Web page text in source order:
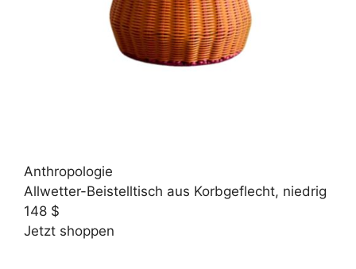
Anthropologie
Allwetter-Beistelltisch aus Korbgeflecht, niedrig
148 $
Jetzt shoppen